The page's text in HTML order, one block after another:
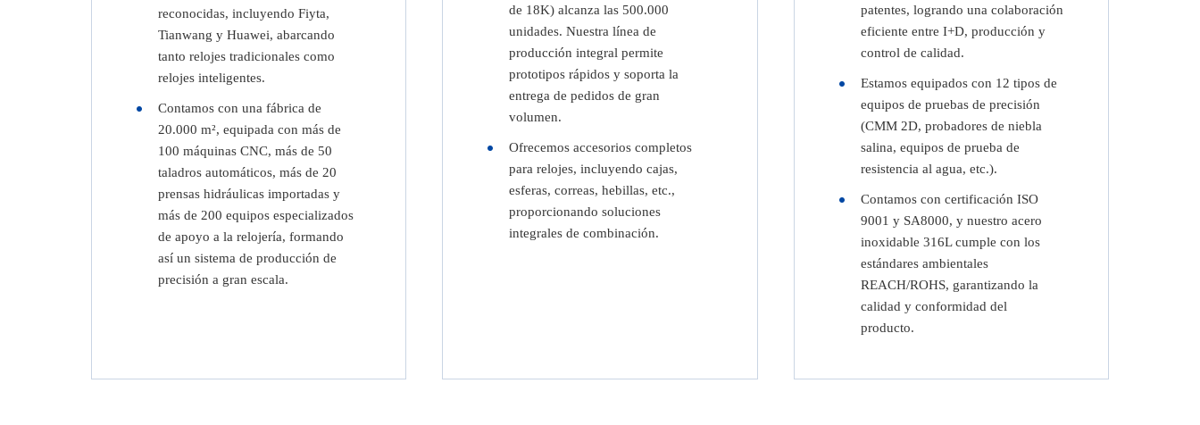
reconocidas, incluyendo Fiyta,
Tianwang y Huawei, abarcando
tanto relojes tradicionales como
relojes inteligentes.
Contamos con una fábrica de
20.000 m², equipada con más de
100 máquinas CNC, más de 50
taladros automáticos, más de 20
prensas hidráulicas importadas y
más de 200 equipos especializados
de apoyo a la relojería, formando
así un sistema de producción de
precisión a gran escala.
de 18K) alcanza las 500.000
unidades. Nuestra línea de
producción integral permite
prototipos rápidos y soporta la
entrega de pedidos de gran
volumen.
Ofrecemos accesorios completos
para relojes, incluyendo cajas,
esferas, correas, hebillas, etc.,
proporcionando soluciones
integrales de combinación.
patentes, logrando una colaboración
eficiente entre I+D, producción y
control de calidad.
Estamos equipados con 12 tipos de
equipos de pruebas de precisión
(CMM 2D, probadores de niebla
salina, equipos de prueba de
resistencia al agua, etc.).
Contamos con certificación ISO
9001 y SA8000, y nuestro acero
inoxidable 316L cumple con los
estándares ambientales
REACH/ROHS, garantizando la
calidad y conformidad del
producto.